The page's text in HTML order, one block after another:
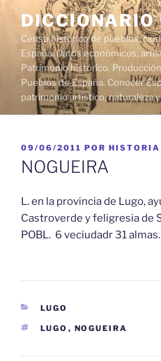
contenido
DICCIONARIO
Censo histórico de pueblos,
España. Datos económicos,
Patrimonio histórico.
Pueblos de España. Conocer
patrimonio artístico, naturaleza
PUBLICADO
EL
09/06/2011 POR HISTORIA
NOGUEIRA
L. en la provincia de Lugo,
Castroverde y feligresia de
POBL. 6 veciudadr 31 almas.
CATEGORÍAS
LUGO
ETIQUETAS
LUGO , NOGUEIRA